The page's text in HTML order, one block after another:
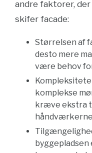
andre faktorer,
skifer facade:
Størrelsen af
desto mere
være behov
komplekse
kræve ekstra